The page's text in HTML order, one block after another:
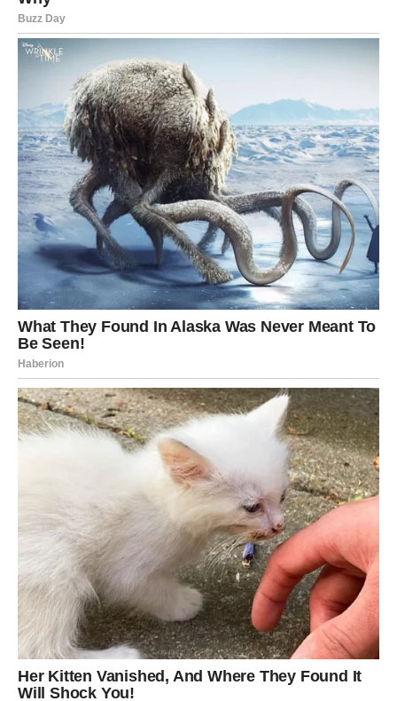
JEDNA VIJEST MOGLA BI VAS
OBRADOVATI
Zvijezde pokazuju mogućnost dolaska informacije koju
dugo čekate.
To može biti nešto vezano za posao.
Može biti finansijska vijest.
Može biti odgovor osobe od koje mnogo očekujete.
Kada se to dogodi, osjetićete veliko olakšanje.
I shvatićete da su brige koje ste nosili polako iza vas.
NOVAC I PRILIKE DOLAZE IZ
NEOČEKIVANOG PRAVCA
Iako vikend nije period koji obično povezujemo sa
poslovnim događajima, zvijezde pokazuju da biste upravo
sada mogli dobiti zanimljivu ideju ili ponudu.
Možda razgovor sa nekim otvori vrata novoj mogućnosti.
Možda saznate informaciju koja vam pomaže da donesete
važnu odluku.
Budite otvoreni za sve što dolazi.